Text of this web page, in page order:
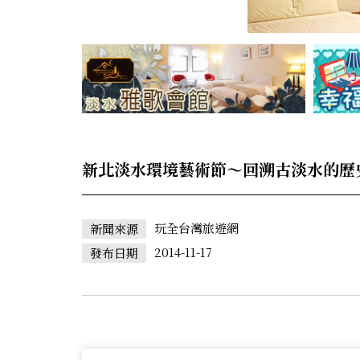
新北淡水環境藝術節～回溯古淡水的
新聞來源
玩全台灣旅遊網
發布日期
2014-11-17